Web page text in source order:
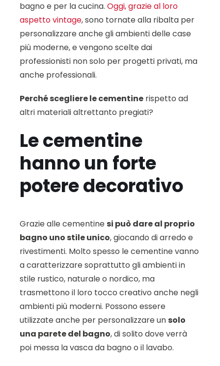
bagno e per la cucina. Oggi, grazie al loro
aspetto vintage, sono tornate alla ribalta per
personalizzare anche gli ambienti delle case
più moderne, e vengono scelte dai
professionisti non solo per progetti privati, ma
anche professionali.
Perché scegliere le cementine rispetto ad
altri materiali altrettanto pregiati?
Le cementine
hanno un forte
potere decorativo
Grazie alle cementine si può dare al proprio
bagno uno stile unico, giocando di arredo e
rivestimenti. Molto spesso le cementine vanno
a caratterizzare soprattutto gli ambienti in
stile rustico, naturale o nordico, ma
trasmettono il loro tocco creativo anche negli
ambienti più moderni. Possono essere
utilizzate anche per personalizzare un solo
una parete del bagno, di solito dove verrà
poi messa la vasca da bagno o il lavabo.